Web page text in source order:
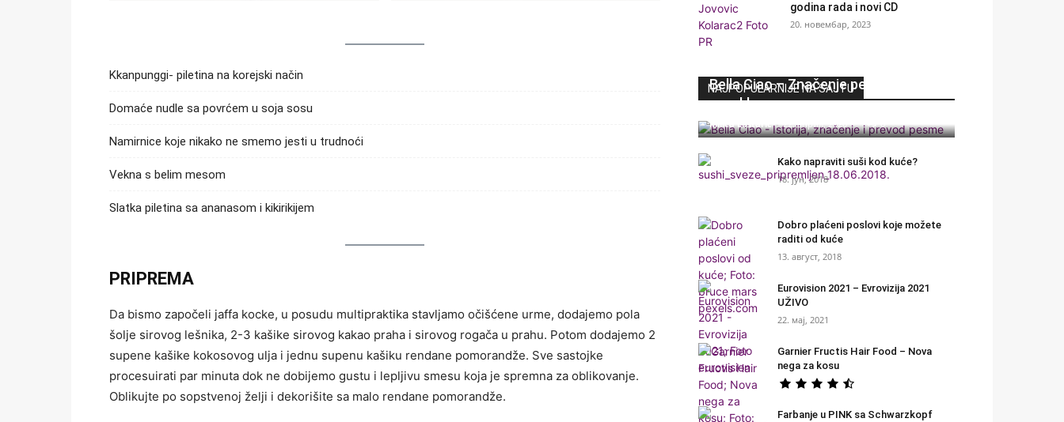
Kkanpunggi- piletina na korejski način
Domaće nudle sa povrćem u soja sosu
Namirnice koje nikako ne smemo jesti u trudnoći
Vekna s belim mesom
Slatka piletina sa ananasom i kikirikijem
PRIPREMA
Da bismo započeli jaffa kocke, u posudu multipraktika stavljamo očišćene urme, dodajemo pola
šolje sirovog lešnika, 2-3 kašike sirovog kakao praha i sirovog rogača u prahu. Potom dodajemo 2
supene kašike kokosovog ulja i jednu supenu kašiku rendane pomorandže. Sve sastojke
procesuirati par minuta dok ne dobijemo gustu i lepljivu smesu koja je spremna za oblikovanje.
Oblikujte po sopstvenoj želji i dekorišite sa malo rendane pomorandže.
godina rada i novi CD
20. новембар, 2023
NAJPOPULARNIJE NA SAJTU
Bella Ciao – Značenje pesme i njeno
poreklo
Milica Leštarić - 22. април, 2020 0
Kako napraviti suši kod kuće?
18. јун, 2018
Dobro plaćeni poslovi koje možete
raditi od kuće
13. август, 2018
Eurovision 2021 – Evrovizija 2021
UŽIVO
22. мај, 2021
Garnier Fructis Hair Food – Nova
nega za kosu
Farbanje u PINK sa Schwarzkopf